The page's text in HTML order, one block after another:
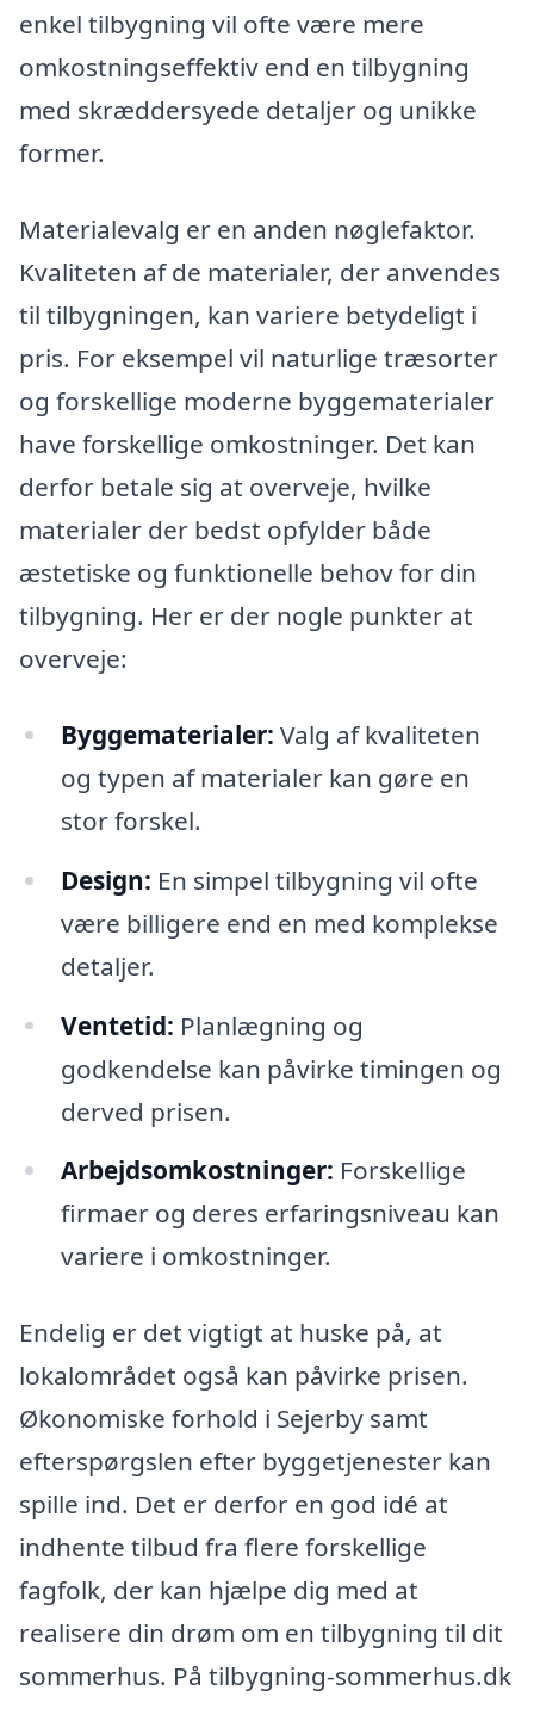
enkel tilbygning vil ofte være mere
omkostningseffektiv end en tilbygning
med skræddersyede detaljer og unikke
former.
Materialevalg er en anden nøglefaktor.
Kvaliteten af de materialer, der anvendes
til tilbygningen, kan variere betydeligt i
pris. For eksempel vil naturlige træsorter
og forskellige moderne byggematerialer
have forskellige omkostninger. Det kan
derfor betale sig at overveje, hvilke
materialer der bedst opfylder både
æstetiske og funktionelle behov for din
tilbygning. Her er der nogle punkter at
overveje:
Byggematerialer: Valg af kvaliteten
og typen af materialer kan gøre en
stor forskel.
Design: En simpel tilbygning vil ofte
være billigere end en med komplekse
detaljer.
Ventetid: Planlægning og
godkendelse kan påvirke timingen og
derved prisen.
Arbejdsomkostninger: Forskellige
firmaer og deres erfaringsniveau kan
variere i omkostninger.
Endelig er det vigtigt at huske på, at
lokalområdet også kan påvirke prisen.
Økonomiske forhold i Sejerby samt
efterspørgslen efter byggetjenester kan
spille ind. Det er derfor en god idé at
indhente tilbud fra flere forskellige
fagfolk, der kan hjælpe dig med at
realisere din drøm om en tilbygning til dit
sommerhus. På tilbygning-sommerhus.dk